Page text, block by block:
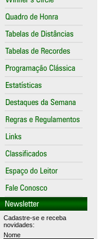
Cadastre-se e receba
novidades:
Nome